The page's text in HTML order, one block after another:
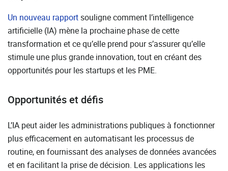
Un nouveau rapportsouligne comment l’intelligence
artificielle (IA) mène la prochaine phase de cette
transformation et ce qu’elle prend pour s’assurer qu’elle
stimule une plus grande innovation, tout en créant des
opportunités pour les startups et les PME.
Opportunités et défis
L’IA peut aider les administrations publiques à fonctionner
plus efficacement en automatisant les processus de
routine, en fournissant des analyses de données avancées
et en facilitant la prise de décision. Les applications les